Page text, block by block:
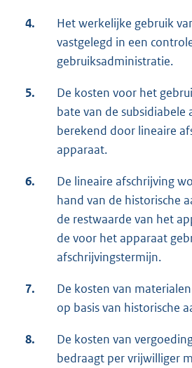
4.
Het werkelijke gebruik
vastgelegd in een
gebruiksadministratie.
5.
De kosten voor het
bate van de
berekend door lineaire
apparaat.
6.
De lineaire afschrijving
hand van de historische
de restwaarde van het
de voor het apparaat
afschrijvingstermijn.
7.
De kosten van
op basis van historische
8.
De kosten van
bedraagt per vrijwilliger